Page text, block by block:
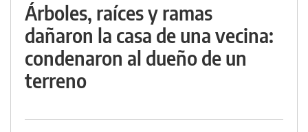
Árboles, raíces y ramas
dañaron la casa de una vecina:
condenaron al dueño de un
terreno